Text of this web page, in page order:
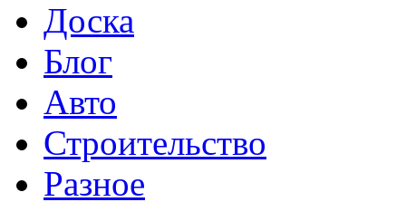
Доска
Блог
Авто
Строительство
Разное